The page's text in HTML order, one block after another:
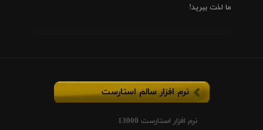
ما لذت ببرید!
نرم افزار سالم استارست
نرم افزار استارست 13000